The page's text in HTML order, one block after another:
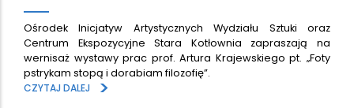
Ośrodek Inicjatyw Artystycznych Wydziału Sztuki oraz
Centrum Ekspozycyjne Stara Kotłownia zapraszają na
wernisaż wystawy prac prof. Artura Krajewskiego pt. „Foty
pstrykam stopą i dorabiam filozofię”.
CZYTAJ DALEJ
>